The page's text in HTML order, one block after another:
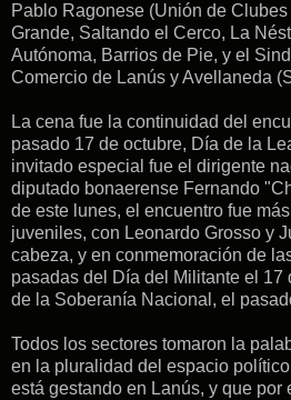
Pablo Ragonese (Unión de
Grande, Saltando el Cerco, La
Autónoma, Barrios de Pie, y el
Comercio de Lanús y Avellaneda
La cena fue la continuidad del
pasado 17 de octubre, Día de la
invitado especial fue el dirigente
diputado bonaerense Fernando
de este lunes, el encuentro fue
juveniles, con Leonardo Grosso y
cabeza, y en conmemoración de
pasadas del Día del Militante el 17
de la Soberanía Nacional, el
Todos los sectores tomaron la
en la pluralidad del espacio
está gestando en Lanús, y que por